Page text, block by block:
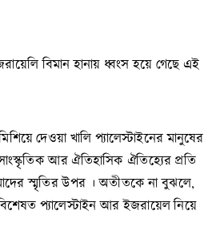
বিমান হানায় ধ্বংস হয়ে গেছে এই
দেওয়া খালি প্যালেস্টাইনের মানুষের
আর ঐতিহাসিক ঐতিহ্যের প্রতি
স্মৃতির উপর । অতীতকে না বুঝলে,
প্যালেস্টাইন আর ইজরায়েল নিয়ে